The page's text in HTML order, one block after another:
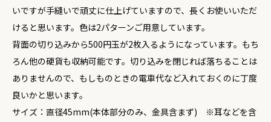
いですが手縫いで頑丈に仕上げていますので、長くお使いいただ
けると思います。色は2パターンご用意しています。
背面の切り込みから500円玉が2枚入るようになっています。もち
ろん他の硬貨も収納可能です。切り込みを閉じれば落ちることは
ありませんので、もしものときの電車代など入れておくのに丁度
良いかと思います。
サイズ：直径45mm(本体部分のみ、金具含まず) ※耳などを含